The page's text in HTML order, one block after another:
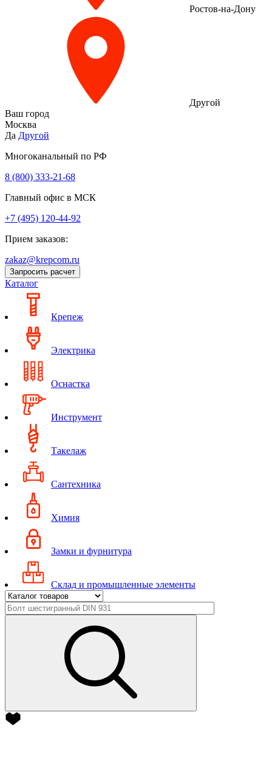
Ростов-на-Дону
Другой
Ваш город
Москва
Да Другой
Многоканальный по РФ
8 (800) 333‑21-68
Главный офис в МСК
+7 (495) 120-44-92
Прием заказов:
zakaz@krepcom.ru
Запросить расчет
Каталог
Крепеж
Электрика
Оснастка
Инструмент
Такелаж
Сантехника
Химия
Замки и фурнитура
Склад и промышленные элементы